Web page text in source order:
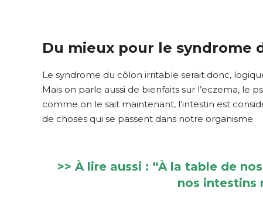
Du mieux pour le syndrome
Le syndrome du côlon irritable serait donc,
Mais on parle aussi de bienfaits sur l’eczema, le
comme on le sait maintenant, l’intestin est
de choses qui se passent dans notre organisme.
>> À lire aussi : “À la table de
nos intestins